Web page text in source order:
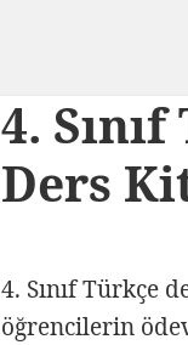
4.
Ders
4. Sınıf Türkçe
öğrencilerin